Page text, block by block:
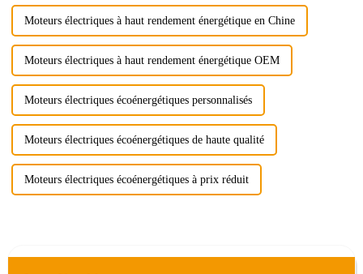
Moteurs électriques à haut rendement énergétique en Chine
Moteurs électriques à haut rendement énergétique OEM
Moteurs électriques écoénergétiques personnalisés
Moteurs électriques écoénergétiques de haute qualité
Moteurs électriques écoénergétiques à prix réduit